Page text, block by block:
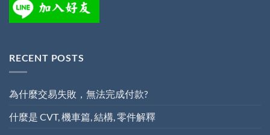
RECENT POSTS
為什麼交易失敗，無法完成付款?
什麼是 CVT, 機車篇, 結構, 零件解釋